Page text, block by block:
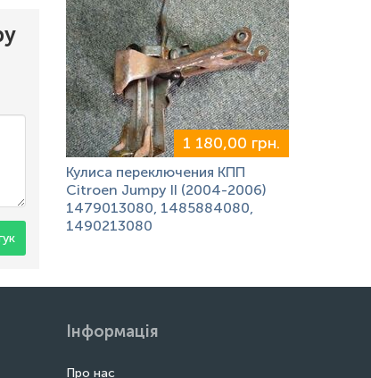
1 180,00 грн.
Кулиса переключения КПП
Citroen Jumpy II (2004-2006)
1479013080, 1485884080,
1490213080
Інформація
Про нас